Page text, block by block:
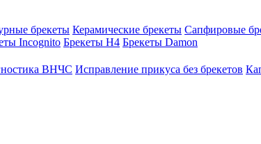
брекеты Керамические брекеты Сапфировые
Incognito Брекеты H4 Брекеты Damon
ВНЧС Исправление прикуса без брекетов